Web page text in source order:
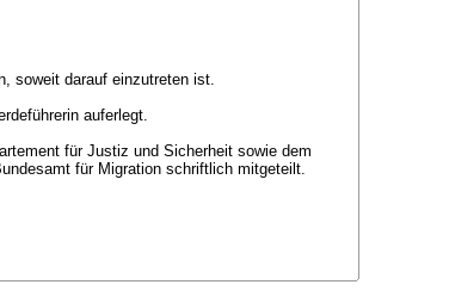
soweit darauf einzutreten ist.
auferlegt.
für Justiz und Sicherheit sowie dem
für Migration schriftlich mitgeteilt.